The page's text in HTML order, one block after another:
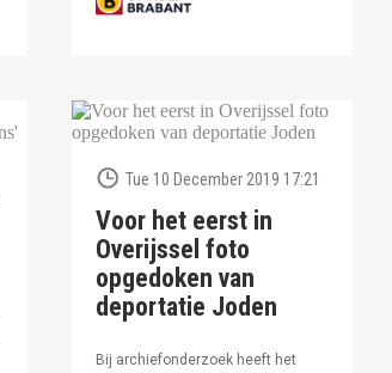
Tue 10 December 2019 17:21
Voor het eerst in
Overijssel foto
opgedoken van
deportatie Joden
Bij archiefonderzoek heeft het